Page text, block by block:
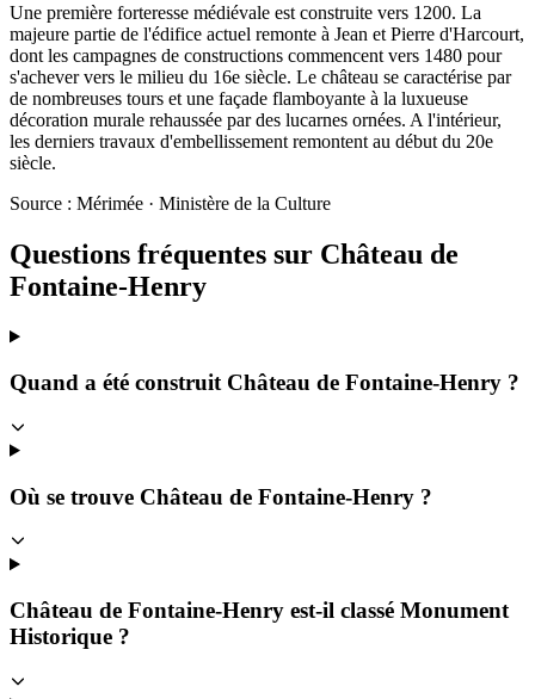
Une première forteresse médiévale est construite vers 1200. La
majeure partie de l'édifice actuel remonte à Jean et Pierre d'Harcourt,
dont les campagnes de constructions commencent vers 1480 pour
s'achever vers le milieu du 16e siècle. Le château se caractérise par
de nombreuses tours et une façade flamboyante à la luxueuse
décoration murale rehaussée par des lucarnes ornées. A l'intérieur,
les derniers travaux d'embellissement remontent au début du 20e
siècle.
Source : Mérimée · Ministère de la Culture
Questions fréquentes sur Château de
Fontaine-Henry
Quand a été construit Château de Fontaine-Henry ?
Où se trouve Château de Fontaine-Henry ?
Château de Fontaine-Henry est-il classé Monument
Historique ?